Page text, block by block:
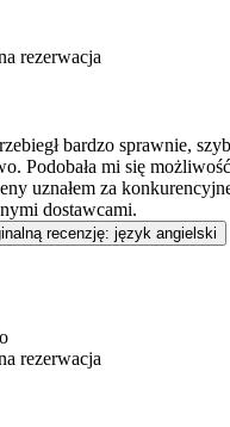
rezerwacja
bardzo sprawnie,
Podobała mi się
uznałem za
dostawcami.
recenzję: język angielski
rezerwacja